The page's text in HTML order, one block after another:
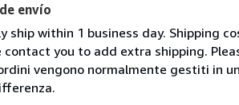
envío
ship within 1 business day. Shipping
contact you to add extra shipping.
vengono normalmente gestiti in